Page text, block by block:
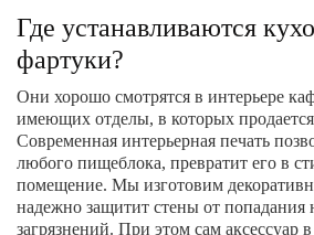
Где устанавливаются
фартуки?
Они хорошо смотрятся в интерьере
имеющих отделы, в которых
Современная интерьерная печать
любого пищеблока, превратит его в
помещение. Мы изготовим
надежно защитит стены от
загрязнений. При этом сам аксессуар